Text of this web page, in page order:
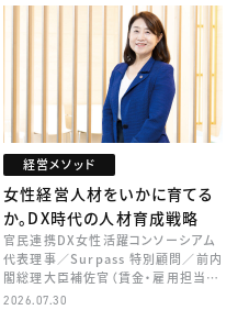
経営メソッド
女性経営人材をいかに育てる
か。DX時代の人材育成戦略
官民連携DX女性活躍コンソーシアム
代表理事／Surpass 特別顧問／前内
閣総理大臣補佐官（賃金・雇用担当）
矢田 稚子
2026.07.30